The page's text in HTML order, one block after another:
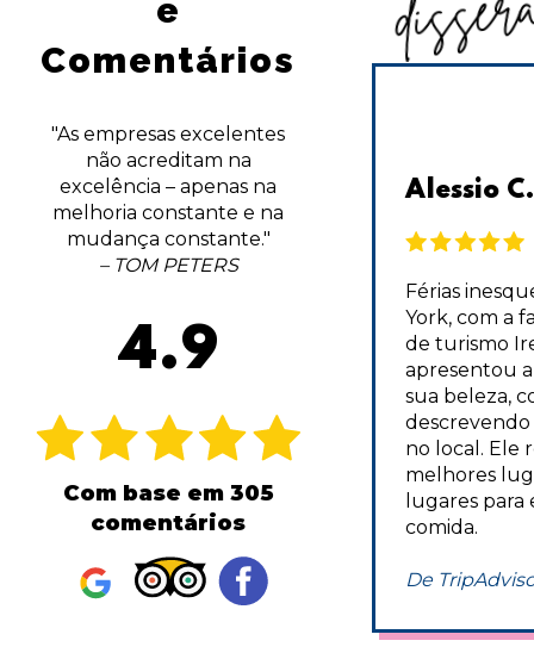
e
Comentários
"As empresas excelentes
não acreditam na
excelência – apenas na
melhoria constante e na
mudança constante."
– TOM PETERS
4.9
Com base em 305
comentários
DCA1014 | TripAdvisor
chance de fazer nada além de
Apple Picking em NJ. Decidi
última hora com um amigo em
Hudson Valley, mas não sabia por
que pude usar o New York
Welcome para fazer o trabalho
duro para nós [.. .]
De TripAdvisor - Outubro 2021
Alessio
Férias
York, com a
de turismo
apresentou
sua beleza,
descrevendo
no local. Ele
melhores
lugares
comida.
De